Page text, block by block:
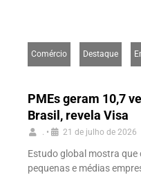
Comércio Destaque
PMEs geram 10,7
Brasil, revela Visa
. • 21 de julho de 2026
Estudo global mostra que
pequenas e médias